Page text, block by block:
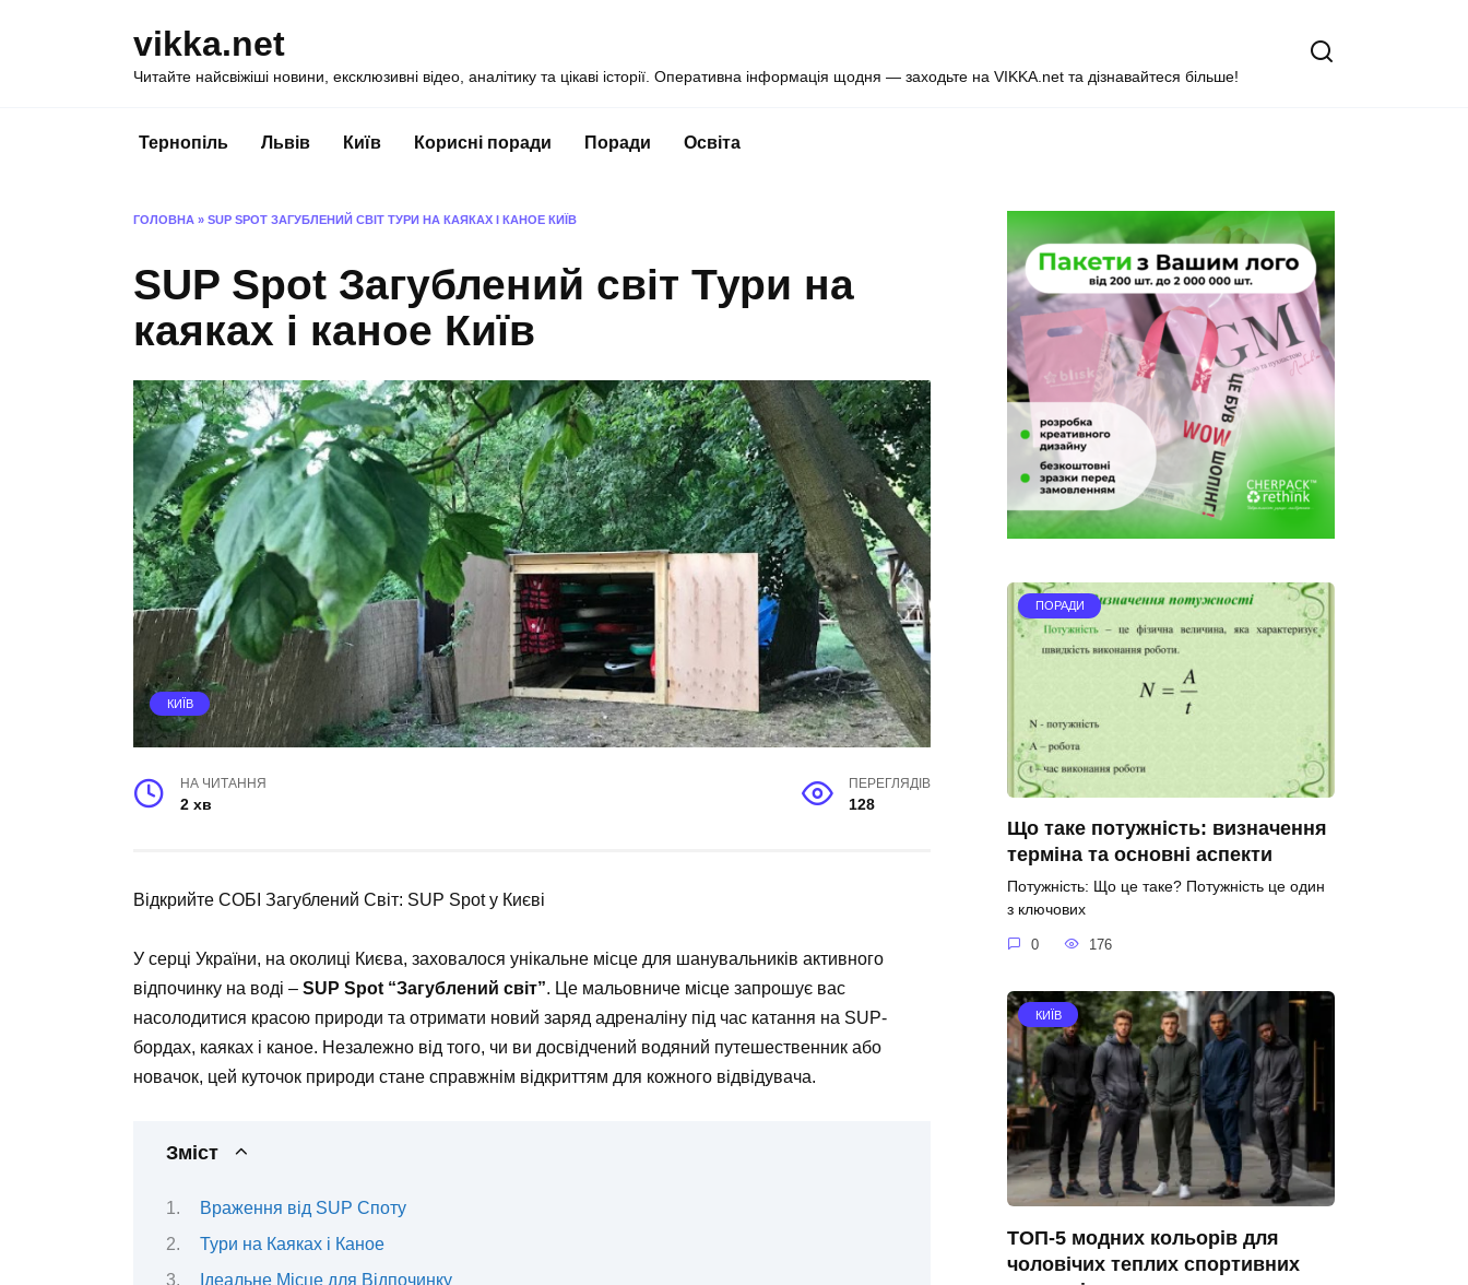
vikka.net
Читайте найсвіжіші новини, ексклюзивні відео, аналітику та цікаві історії. Оперативна інформація щодня — заходьте на VIKKA.net та дізнавайтеся більше!
Тернопіль Львів Київ Корисні поради Поради Освіта
ГОЛОВНА » SUP SPOT ЗАГУБЛЕНИЙ СВІТ ТУРИ НА КАЯКАХ І КАНОЕ КИЇВ
SUP Spot Загублений світ Тури на
каяках і каное Київ
КИЇВ
НА ЧИТАННЯ
2 хв
ПЕРЕГЛЯДІВ
128
Відкрийте СОБІ Загублений Світ: SUP Spot у Києві
У серці України, на околиці Києва, заховалося унікальне місце для шанувальників активного
відпочинку на воді – SUP Spot “Загублений світ”. Це мальовниче місце запрошує вас
насолодитися красою природи та отримати новий заряд адреналіну під час катання на SUP-
бордах, каяках і каное. Незалежно від того, чи ви досвідчений водяний путешественник або
новачок, цей куточок природи стане справжнім відкриттям для кожного відвідувача.
Зміст
Враження від SUP Споту
Тури на Каяках і Каное
Ідеальне Місце для Відпочинку
ПОРАДИ
Що таке потужність: визначення
терміна та основні аспекти
Потужність: Що це таке? Потужність це один
з ключових
0 176
КИЇВ
ТОП-5 модних кольорів для
чоловічих теплих спортивних